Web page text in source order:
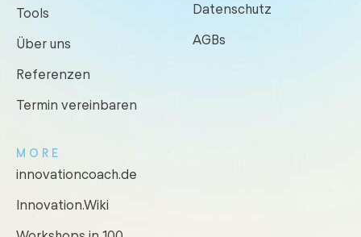
Tools
Über uns
Referenzen
Termin vereinbaren
Datenschutz
AGBs
MORE
innovationcoach.de
Innovation.Wiki